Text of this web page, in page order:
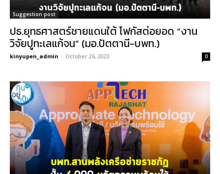
Suggestion post
ปธ.ยุทธศาสตร์ชายแดนใต้ โฟกัสต่อยอด “งาน
วิจัยปูทะเลแก้จน” (มอ.ปัตตานี-บพท.)
kinyupen_admin - October 26, 2023 0